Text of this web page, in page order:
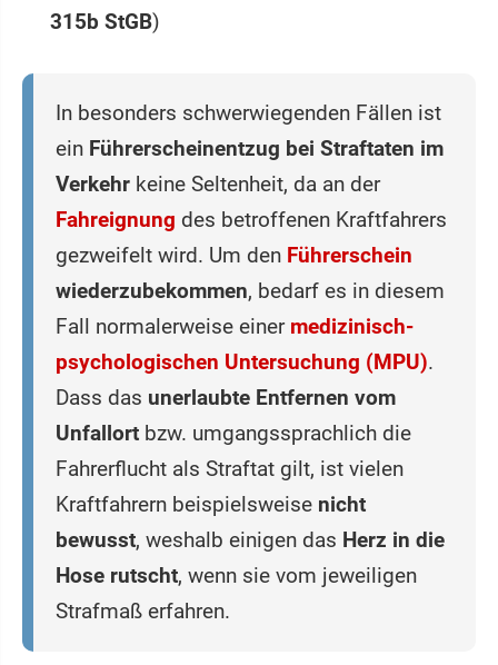
315b StGB)
In besonders schwerwiegenden Fällen ist
ein Führerscheinentzug bei Straftaten im
Verkehr keine Seltenheit, da an der
Fahreignung des betroffenen Kraftfahrers
gezweifelt wird. Um den Führerschein
wiederzubekommen, bedarf es in diesem
Fall normalerweise einer medizinisch-
psychologischen Untersuchung (MPU).
Dass das unerlaubte Entfernen vom
Unfallort bzw. umgangssprachlich die
Fahrerflucht als Straftat gilt, ist vielen
Kraftfahrern beispielsweise nicht
bewusst, weshalb einigen das Herz in die
Hose rutscht, wenn sie vom jeweiligen
Strafmaß erfahren.